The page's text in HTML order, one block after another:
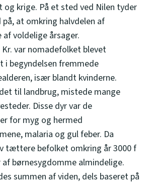
og krige. På et sted ved Nilen tyder
at omkring halvdelen af
voldelige årsager.
Kr. var nomadefolket blevet
i begyndelsen fremmede
især blandt kvinderne.
til landbrug, mistede mange
Disse dyr var de
for myg og hermed
malaria og gul feber. Da
tættere befolket omkring år 3000 f
af børnesygdomme almindelige.
summen af viden, dels baseret på